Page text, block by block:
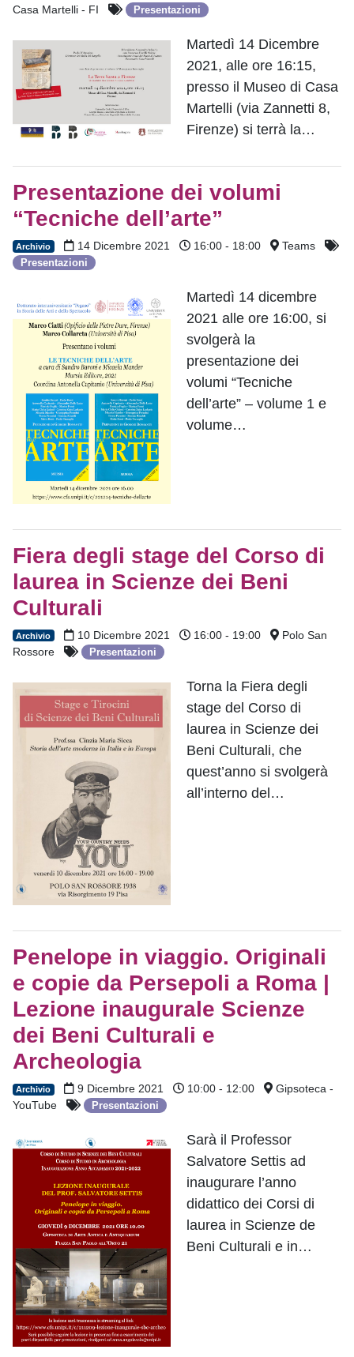
Casa Martelli - FI Presentazioni
Martedì 14 Dicembre
2021, alle ore 16:15,
presso il Museo di Casa
Martelli (via Zannetti 8,
Firenze) si terrà la…
Presentazione dei volumi
“Tecniche dell’arte”
Archivio 14 Dicembre 2021 16:00 - 18:00 Teams
Presentazioni
Martedì 14 dicembre
2021 alle ore 16:00, si
svolgerà la
presentazione dei
volumi “Tecniche
dell’arte” – volume 1 e
volume…
Fiera degli stage del Corso di
laurea in Scienze dei Beni
Culturali
Archivio 10 Dicembre 2021 16:00 - 19:00
Polo San
Rossore
Presentazioni
Torna la Fiera degli
stage del Corso di
laurea in Scienze dei
Beni Culturali, che
quest’anno si svolgerà
all’interno del…
Penelope in viaggio. Originali
e copie da Persepoli a Roma |
Lezione inaugurale Scienze
dei Beni Culturali e
Archeologia
Archivio 9 Dicembre 2021 10:00 - 12:00
Gipsoteca -
YouTube
Presentazioni
Sarà il Professor
Salvatore Settis ad
inaugurare l’anno
didattico dei Corsi di
laurea in Scienze de
Beni Culturali e in…